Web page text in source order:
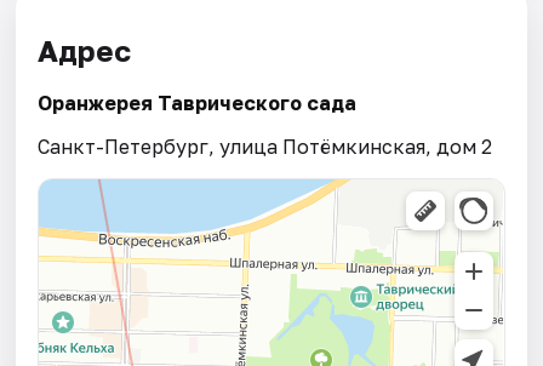
Адрес
Оранжерея Таврического сада
Санкт-Петербург, улица Потёмкинская, дом 2